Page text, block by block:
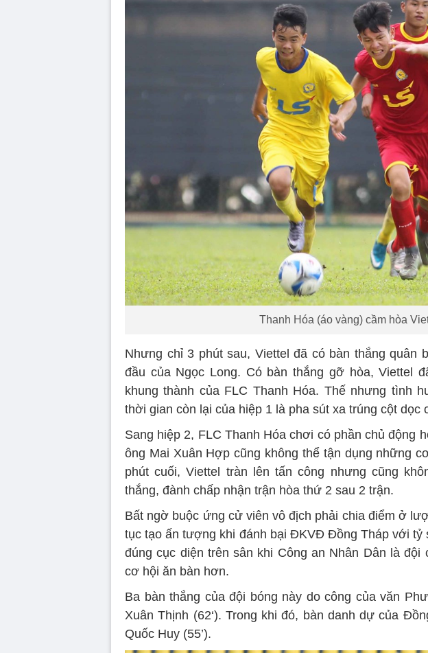
Thanh Hóa (áo vàng) cầm hòa
Nhưng chỉ 3 phút sau, Viettel đã có bàn thắng quân
đầu của Ngọc Long. Có bàn thắng gỡ hòa, Viettel
khung thành của FLC Thanh Hóa. Thế nhưng tình
thời gian còn lại của hiệp 1 là pha sút xa trúng cột dọc
Sang hiệp 2, FLC Thanh Hóa chơi có phần chủ động
ông Mai Xuân Hợp cũng không thể tận dụng những
phút cuối, Viettel tràn lên tấn công nhưng cũng
thắng, đành chấp nhận trận hòa thứ 2 sau 2 trận.
Bất ngờ buộc ứng cử viên vô địch phải chia điểm ở
tục tạo ấn tượng khi đánh bại ĐKVĐ Đồng Tháp với tỷ
đúng cục diện trên sân khi Công an Nhân Dân là
cơ hội ăn bàn hơn.
Ba bàn thắng của đội bóng này do công của văn
Xuân Thịnh (62‘). Trong khi đó, bàn danh dự của
Quốc Huy (55’).